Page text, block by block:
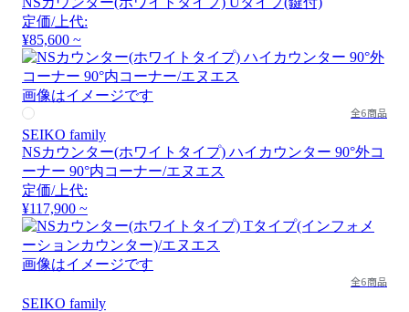
定価/上代:
¥85,600 ~
画像はイメージです
全6商品
SEIKO family
NSカウンター(ホワイトタイプ) ハイカウンター 90°外コ
ーナー 90°内コーナー/エヌエス
定価/上代:
¥117,900 ~
画像はイメージです
全6商品
SEIKO family